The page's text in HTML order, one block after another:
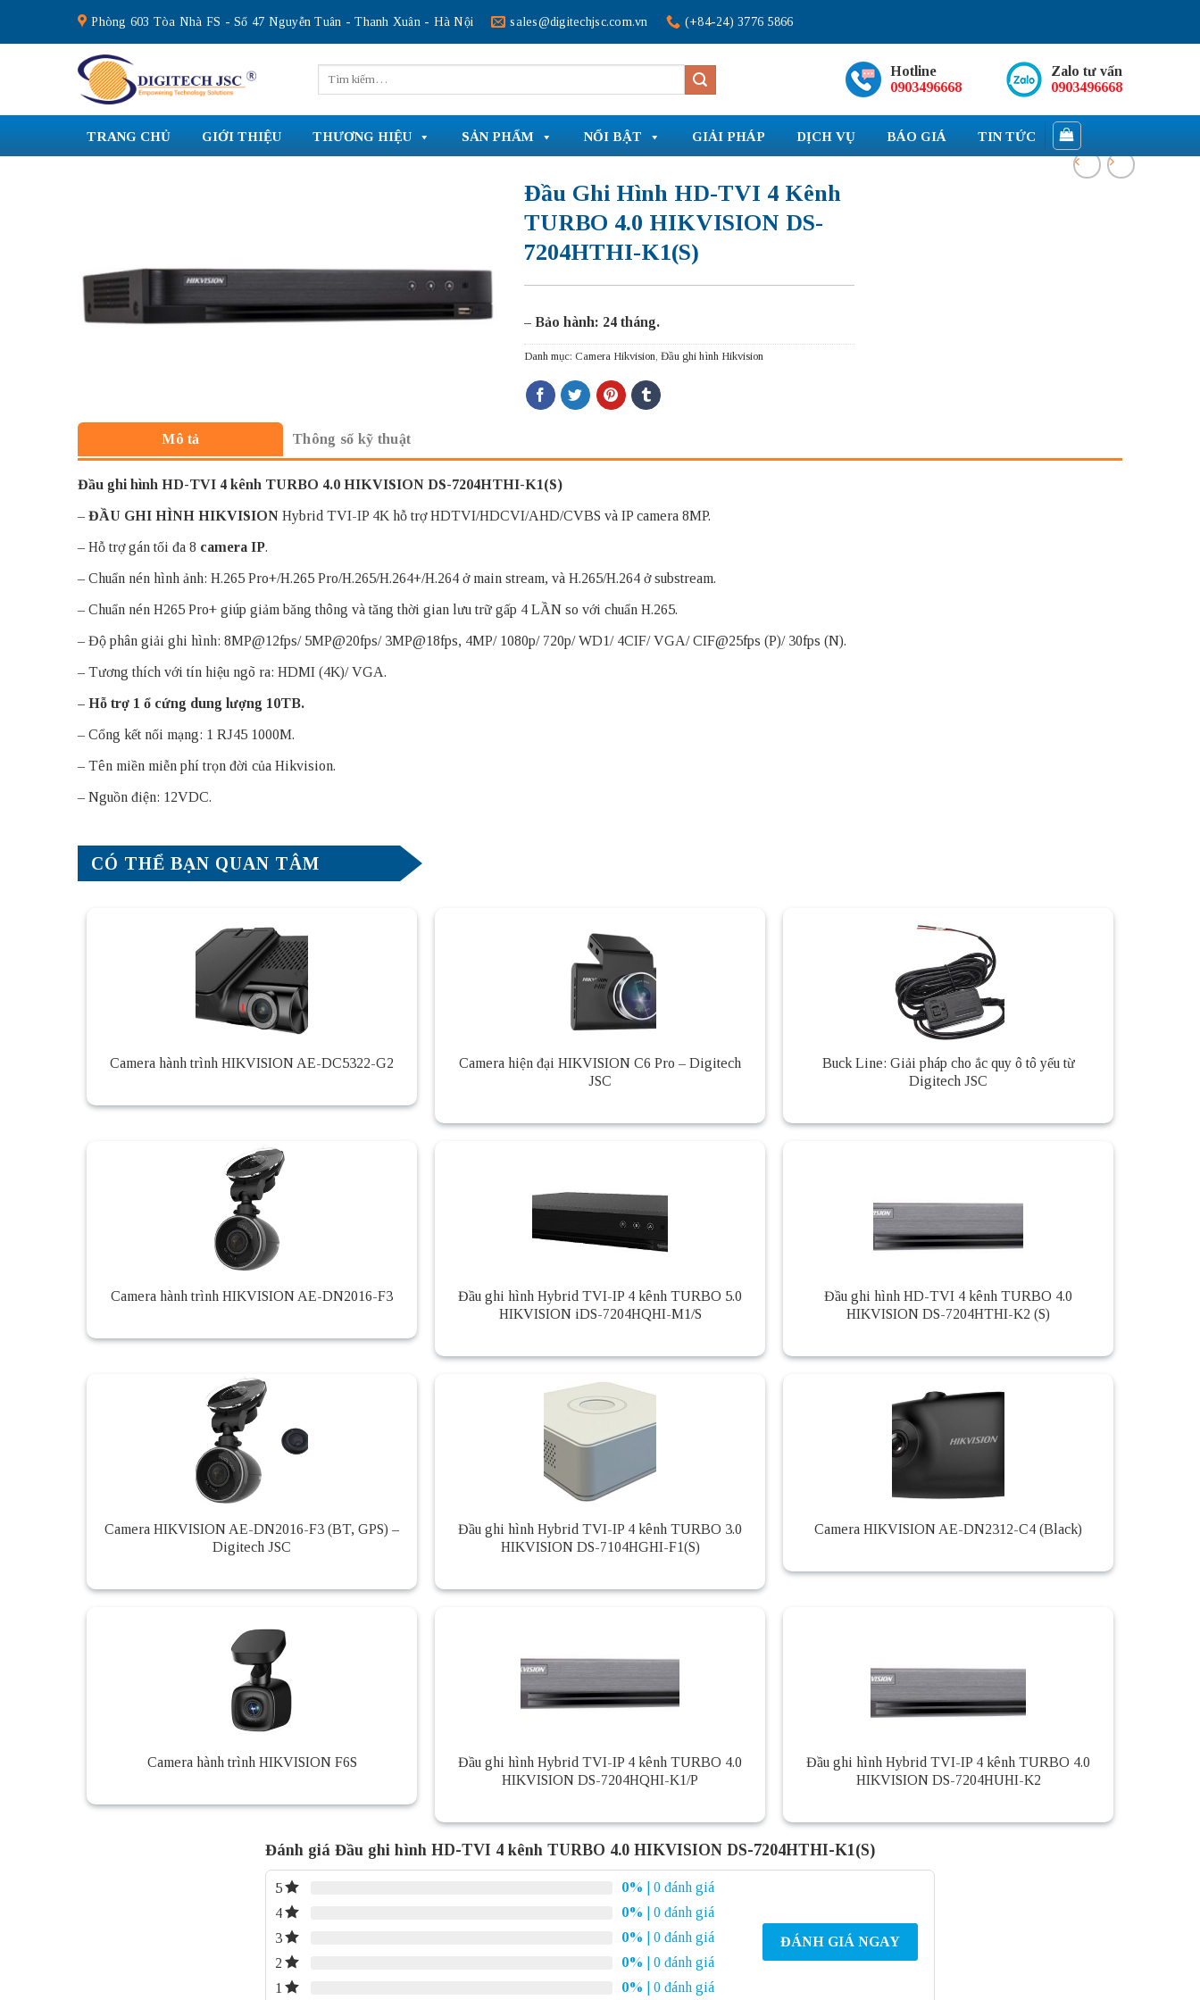
content
Phòng 603 Tòa Nhà FS - Số 47 Nguyễn Tuân - Thanh Xuân - Hà Nội sales@digitechjsc.com.vn (+84-24) 3776 5866
kiếm:
Hotline
0903496668
Zalo tư vấn
0903496668
TRANG CHỦ GIỚI THIỆU THƯƠNG HIỆU SẢN PHẨM NỔI BẬT GIẢI PHÁP DỊCH VỤ BÁO GIÁ TIN TỨC
Đầu Ghi Hình HD-TVI 4 Kênh
TURBO 4.0 HIKVISION DS-
7204HTHI-K1(S)
– Bảo hành: 24 tháng.
Danh mục: Camera Hikvision, Đầu ghi hình Hikvision
Mô tả Thông số kỹ thuật
Đầu ghi hình HD-TVI 4 kênh TURBO 4.0 HIKVISION DS-7204HTHI-K1(S)
– ĐẦU GHI HÌNH HIKVISION Hybrid TVI-IP 4K hỗ trợ HDTVI/HDCVI/AHD/CVBS và IP camera 8MP.
– Hỗ trợ gán tối đa 8 camera IP.
– Chuẩn nén hình ảnh: H.265 Pro+/H.265 Pro/H.265/H.264+/H.264 ở main stream, và H.265/H.264 ở substream.
– Chuẩn nén H265 Pro+ giúp giảm băng thông và tăng thời gian lưu trữ gấp 4 LẦN so với chuẩn H.265.
– Độ phân giải ghi hình: 8MP@12fps/ 5MP@20fps/ 3MP@18fps, 4MP/ 1080p/ 720p/ WD1/ 4CIF/ VGA/ CIF@25fps (P)/ 30fps (N).
– Tương thích với tín hiệu ngõ ra: HDMI (4K)/ VGA.
– Hỗ trợ 1 ổ cứng dung lượng 10TB.
– Cổng kết nối mạng: 1 RJ45 1000M.
– Tên miền miễn phí trọn đời của Hikvision.
– Nguồn điện: 12VDC.
CÓ THỂ BẠN QUAN TÂM
Camera hành trình HIKVISION AE-DC5322-G2
Camera hiện đại HIKVISION C6 Pro – Digitech
JSC
Buck Line: Giải pháp cho ắc quy ô tô yếu từ
Digitech JSC
Camera hành trình HIKVISION AE-DN2016-F3
Đầu ghi hình Hybrid TVI-IP 4 kênh TURBO 5.0
HIKVISION iDS-7204HQHI-M1/S
Đầu ghi hình HD-TVI 4 kênh TURBO 4.0
HIKVISION DS-7204HTHI-K2 (S)
Camera HIKVISION AE-DN2016-F3 (BT, GPS) –
Digitech JSC
Đầu ghi hình Hybrid TVI-IP 4 kênh TURBO 3.0
HIKVISION DS-7104HGHI-F1(S)
Camera HIKVISION AE-DN2312-C4 (Black)
Camera hành trình HIKVISION F6S
Đầu ghi hình Hybrid TVI-IP 4 kênh TURBO 4.0
HIKVISION DS-7204HQHI-K1/P
Đầu ghi hình Hybrid TVI-IP 4 kênh TURBO 4.0
HIKVISION DS-7204HUHI-K2
Đánh giá Đầu ghi hình HD-TVI 4 kênh TURBO 4.0 HIKVISION DS-7204HTHI-K1(S)
5 0%
| 0 đánh giá
4
0%
| 0 đánh giá
3
0%
| 0 đánh giá
2
0%
| 0 đánh giá
1
0% | 0 đánh giá
ĐÁNH GIÁ NGAY